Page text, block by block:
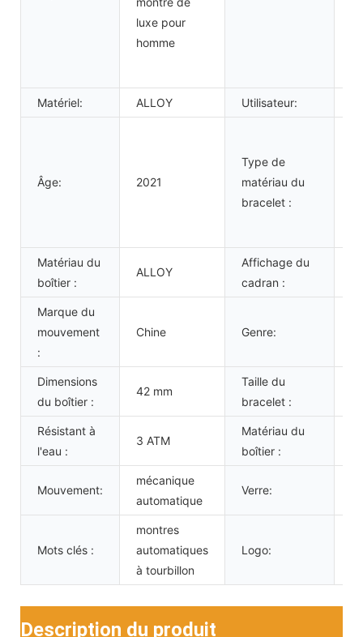
luxe pour
homme
Matériel: ALLOY Utilisateur:
Âge: 2021
Type de
matériau du
bracelet :
Matériau du
boîtier :
ALLOY
Affichage du
cadran :
Marque du
mouvement
:
Chine Genre:
Dimensions
du boîtier :
42 mm
Taille du
bracelet :
Résistant à
l'eau :
3 ATM
Matériau du
boîtier :
Mouvement:
mécanique
automatique
Verre:
Mots clés :
montres
automatiques
à tourbillon
Logo:
Description du produit